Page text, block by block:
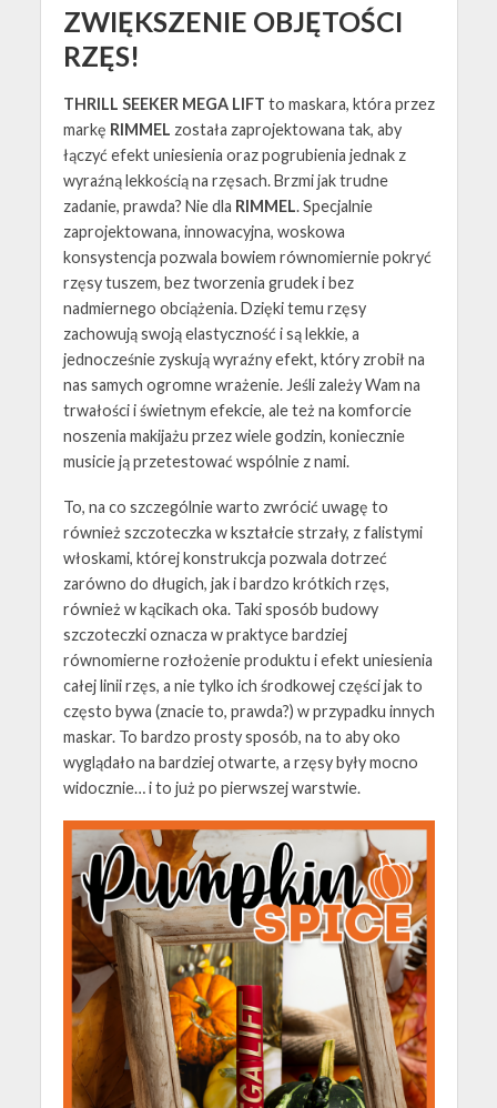
ZWIĘKSZENIE OBJĘTOŚCI
RZĘS!
THRILL SEEKER MEGA LIFT to maskara, która przez
markę RIMMEL została zaprojektowana tak, aby
łączyć efekt uniesienia oraz pogrubienia jednak z
wyraźną lekkością na rzęsach. Brzmi jak trudne
zadanie, prawda? Nie dla RIMMEL. Specjalnie
zaprojektowana, innowacyjna, woskowa
konsystencja pozwala bowiem równomiernie pokryć
rzęsy tuszem, bez tworzenia grudek i bez
nadmiernego obciążenia. Dzięki temu rzęsy
zachowują swoją elastyczność i są lekkie, a
jednocześnie zyskują wyraźny efekt, który zrobił na
nas samych ogromne wrażenie. Jeśli zależy Wam na
trwałości i świetnym efekcie, ale też na komforcie
noszenia makijażu przez wiele godzin, koniecznie
musicie ją przetestować wspólnie z nami.
To, na co szczególnie warto zwrócić uwagę to
również szczoteczka w kształcie strzały, z falistymi
włoskami, której konstrukcja pozwala dotrzeć
zarówno do długich, jak i bardzo krótkich rzęs,
również w kącikach oka. Taki sposób budowy
szczoteczki oznacza w praktyce bardziej
równomierne rozłożenie produktu i efekt uniesienia
całej linii rzęs, a nie tylko ich środkowej części jak to
często bywa (znacie to, prawda?) w przypadku innych
maskar. To bardzo prosty sposób, na to aby oko
wyglądało na bardziej otwarte, a rzęsy były mocno
widocznie… i to już po pierwszej warstwie.